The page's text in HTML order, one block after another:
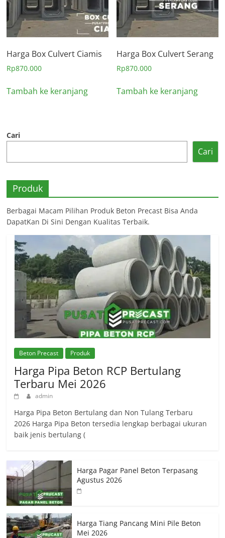
Harga Box Culvert Ciamis
Rp870.000
Tambah ke keranjang
Harga Box Culvert Serang
Rp870.000
Tambah ke keranjang
Cari
Cari
Produk
Berbagai Macam Pilihan Produk Beton Precast Bisa Anda
DapatKan Di Sini Dengan Kualitas Terbaik.
Beton Precast Produk
Harga Pipa Beton RCP Bertulang
Terbaru Mei 2026
admin
Harga Pipa Beton Bertulang dan Non Tulang Terbaru
2026 Harga Pipa Beton tersedia lengkap berbagai ukuran
baik jenis bertulang (
Harga Pagar Panel Beton Terpasang
Agustus 2026
Harga Tiang Pancang Mini Pile Beton
Mei 2026